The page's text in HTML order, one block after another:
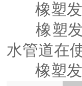
橡塑发
橡塑发
水管道在
橡塑发